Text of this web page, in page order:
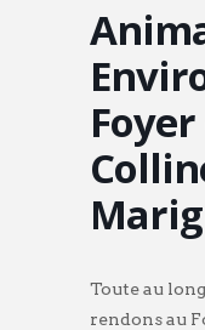
Toute au
rendons au